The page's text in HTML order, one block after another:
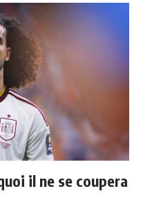
il ne se coupera